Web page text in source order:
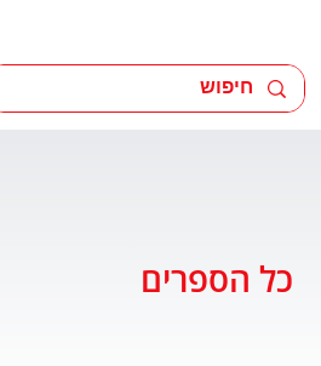
כל הספרים